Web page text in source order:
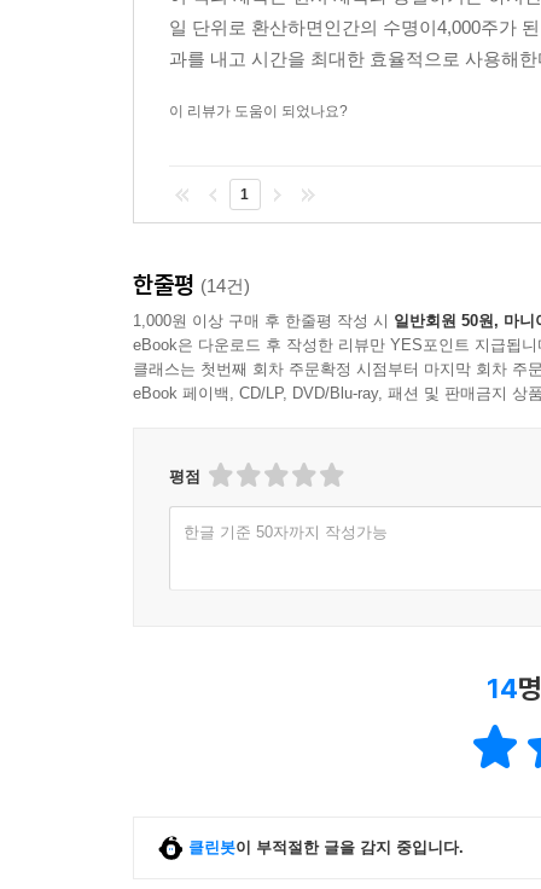
일 단위로 환산하면인간의 수명이4,000주가
과를 내고 시간을 최대한 효율적으로 사용해
이 리뷰가 도움이 되었나요?
1
한줄평 (14건)
1,000원 이상 구매 후 한줄평 작성 시 일반회원 50원, 마니
eBook은 다운로드 후 작성한 리뷰만 YES포인트 지급됩니
클래스는 첫번째 회차 주문확정 시점부터 마지막 회차 주
eBook 페이백, CD/LP, DVD/Blu-ray, 패션 및 판매금지 상
평점
한글 기준 50자까지 작성가능
14
클린봇이 부적절한 글을 감지 중입니다.